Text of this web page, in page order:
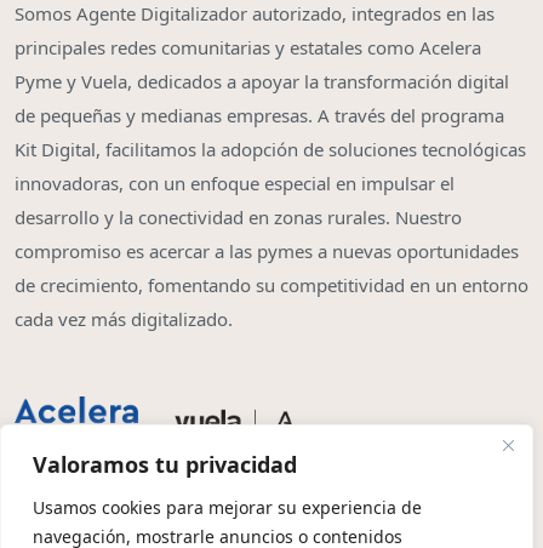
Valoramos tu privacidad
Usamos cookies para mejorar su experiencia de
navegación, mostrarle anuncios o contenidos
Somos Agente Digitalizador autorizado, integrados en las
principales redes comunitarias y estatales como Acelera
Pyme y Vuela, dedicados a apoyar la transformación digital
de pequeñas y medianas empresas. A través del programa
Kit Digital, facilitamos la adopción de soluciones tecnológicas
innovadoras, con un enfoque especial en impulsar el
desarrollo y la conectividad en zonas rurales. Nuestro
compromiso es acercar a las pymes a nuevas oportunidades
de crecimiento, fomentando su competitividad en un entorno
cada vez más digitalizado.